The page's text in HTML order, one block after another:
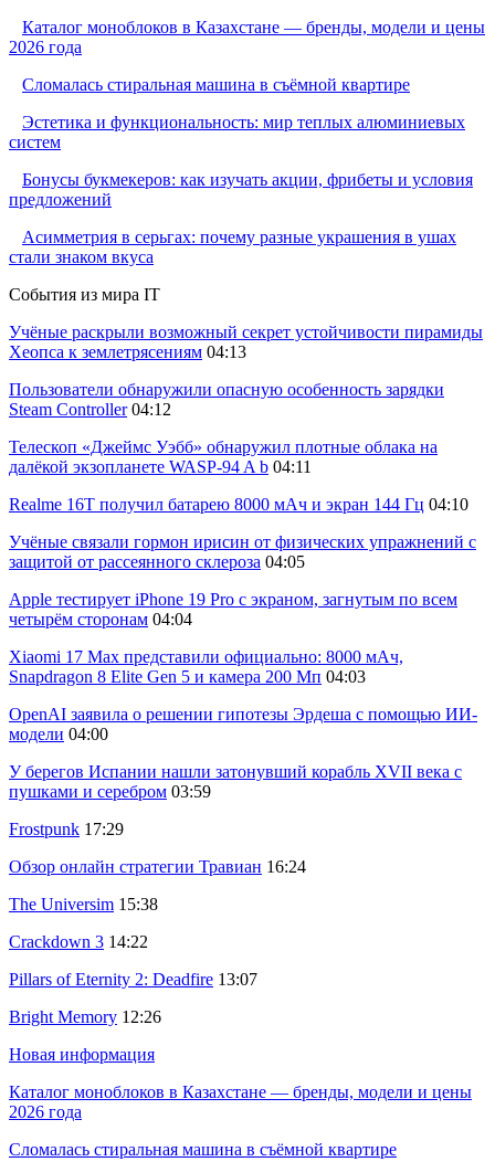
Каталог моноблоков в Казахстане — бренды, модели и цены
2026 года
Сломалась стиральная машина в съёмной квартире
Эстетика и функциональность: мир теплых алюминиевых
систем
Бонусы букмекеров: как изучать акции, фрибеты и условия
предложений
Асимметрия в серьгах: почему разные украшения в ушах
стали знаком вкуса
События из мира IT
Учёные раскрыли возможный секрет устойчивости пирамиды
Хеопса к землетрясениям 04:13
Пользователи обнаружили опасную особенность зарядки
Steam Controller 04:12
Телескоп «Джеймс Уэбб» обнаружил плотные облака на
далёкой экзопланете WASP-94 A b 04:11
Realme 16T получил батарею 8000 мАч и экран 144 Гц 04:10
Учёные связали гормон ирисин от физических упражнений с
защитой от рассеянного склероза 04:05
Apple тестирует iPhone 19 Pro с экраном, загнутым по всем
четырём сторонам 04:04
Xiaomi 17 Max представили официально: 8000 мАч,
Snapdragon 8 Elite Gen 5 и камера 200 Мп 04:03
OpenAI заявила о решении гипотезы Эрдеша с помощью ИИ-
модели 04:00
У берегов Испании нашли затонувший корабль XVII века с
пушками и серебром 03:59
Frostpunk 17:29
Обзор онлайн стратегии Травиан 16:24
The Universim 15:38
Crackdown 3 14:22
Pillars of Eternity 2: Deadfire 13:07
Bright Memory 12:26
Новая информация
Каталог моноблоков в Казахстане — бренды, модели и цены
2026 года
Сломалась стиральная машина в съёмной квартире